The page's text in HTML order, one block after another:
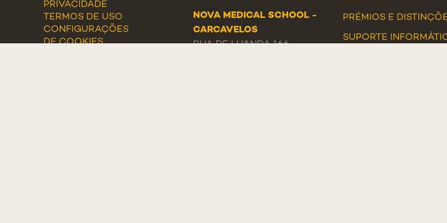
PRIVACIDADE
TERMOS DE USO
CONFIGURAÇÕES
DE COOKIES
NOVA MEDICAL SCHOOL -
CARCAVELOS
RUA DE LUANDA 166,
PRÉMIOS E
SUPORTE